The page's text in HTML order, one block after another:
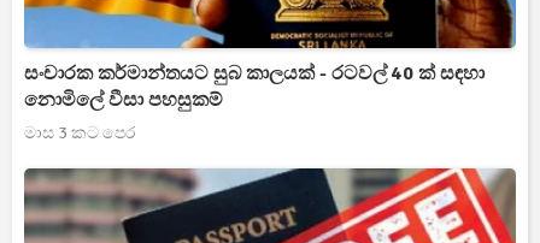
සංචාරක කර්මාන්තයට සුබ කාලයක් - රටවල් 40 ක් සඳහා
නොමිලේ වීසා පහසුකම්
මාස 3 කට පෙර